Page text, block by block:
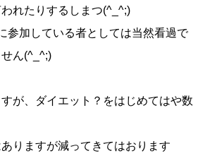
れたりするしまつ(^_^;)
参加している者としては当然看過で
ん(^_^;)
が、ダイエット？をはじめてはや数
りますが減ってきてはおります